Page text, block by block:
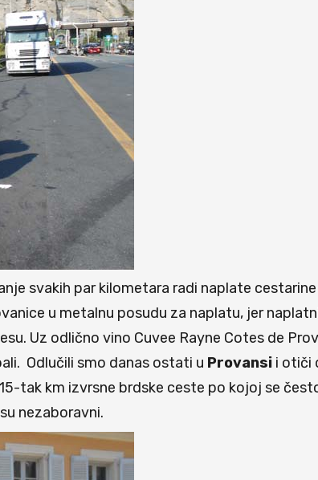
svakih par kilometara radi naplate
u metalnu posudu za naplatu, jer
Uz odlično vino Cuvee Rayne Cotes de
Odlučili smo danas ostati u Provansi i otiči
tak km izvrsne brdske ceste po kojoj se
nezaboravni.